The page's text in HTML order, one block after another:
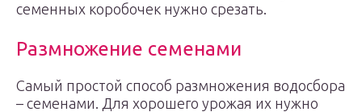
семенных коробочек нужно срезать.
Размножение семенами
Самый простой способ размножения водосбора
– семенами. Для хорошего урожая их нужно